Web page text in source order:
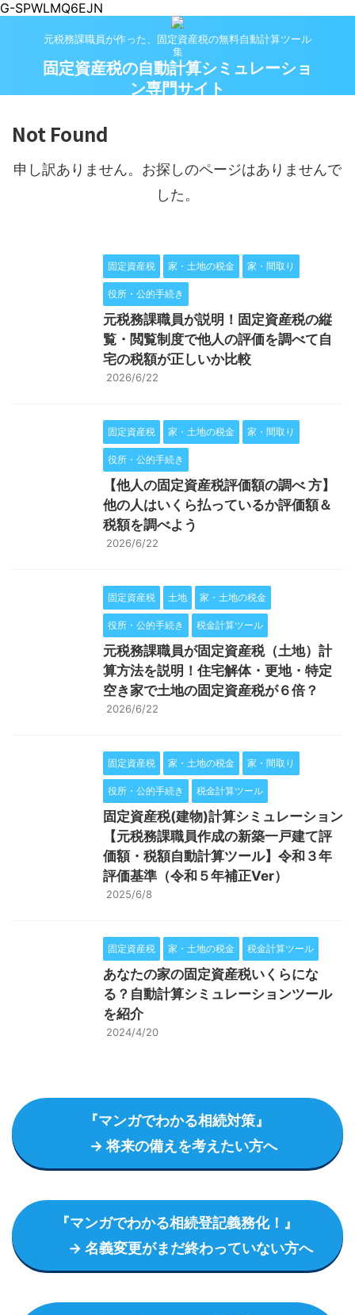
G-SPWLMQ6EJN
元税務課職員が作った、固定資産税の無料自動計算ツール
集
固定資産税の自動計算シミュレーショ
ン専門サイト
Not Found
申し訳ありません。お探しのページはありませんで
した。
固定資産税 家・土地の税金 家・間取り
役所・公的手続き
元税務課職員が説明！固定資産税の縦
覧・閲覧制度で他人の評価を調べて自
宅の税額が正しいか比較
2026/6/22
固定資産税 家・土地の税金 家・間取り
役所・公的手続き
【他人の固定資産税評価額の調べ 方】
他の人はいくら払っているか評価額＆
税額を調べよう
2026/6/22
固定資産税 土地 家・土地の税金
役所・公的手続き 税金計算ツール
元税務課職員が固定資産税（土地）計
算方法を説明！住宅解体・更地・特定
空き家で土地の固定資産税が６倍？
2026/6/22
固定資産税 家・土地の税金 家・間取り
役所・公的手続き 税金計算ツール
固定資産税(建物)計算シミュレーション
【元税務課職員作成の新築一戸建て評
価額・税額自動計算ツール】令和３年
評価基準（令和５年補正Ver）
2025/6/8
固定資産税 家・土地の税金 税金計算ツール
あなたの家の固定資産税いくらにな
る？自動計算シミュレーションツール
を紹介
2024/4/20
『マンガでわかる相続対策』
→ 将来の備えを考えたい方へ
『マンガでわかる相続登記義務化！』
→ 名義変更がまだ終わっていない方へ